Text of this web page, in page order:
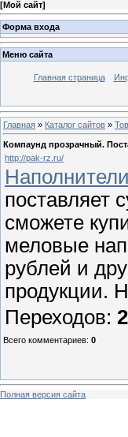
[Мой сайт]
Форма входа
Меню сайта
Главная страница
Главная » Каталог сайтов »
Компаунд прозрачный.
http://pak-rz.ru/
поставляет
сможете
меловые
рублей и
продукции.
Переходов:
Всего комментариев: 0
Полная версия сайта